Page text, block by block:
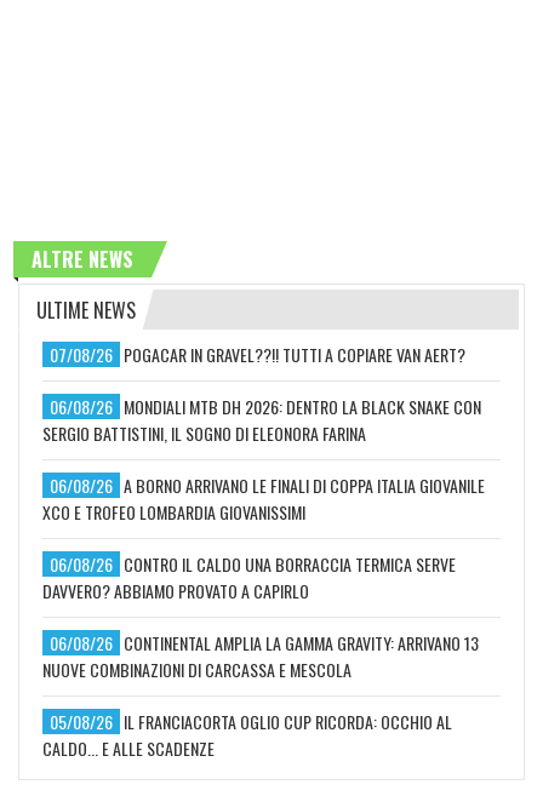
ALTRE NEWS
ULTIME NEWS
07/08/26 POGACAR IN GRAVEL??!! TUTTI A COPIARE VAN AERT?
06/08/26 MONDIALI MTB DH 2026: DENTRO LA BLACK SNAKE CON
SERGIO BATTISTINI, IL SOGNO DI ELEONORA FARINA
06/08/26 A BORNO ARRIVANO LE FINALI DI COPPA ITALIA GIOVANILE
XCO E TROFEO LOMBARDIA GIOVANISSIMI
06/08/26 CONTRO IL CALDO UNA BORRACCIA TERMICA SERVE
DAVVERO? ABBIAMO PROVATO A CAPIRLO
06/08/26 CONTINENTAL AMPLIA LA GAMMA GRAVITY: ARRIVANO 13
NUOVE COMBINAZIONI DI CARCASSA E MESCOLA
05/08/26 IL FRANCIACORTA OGLIO CUP RICORDA: OCCHIO AL
CALDO... E ALLE SCADENZE